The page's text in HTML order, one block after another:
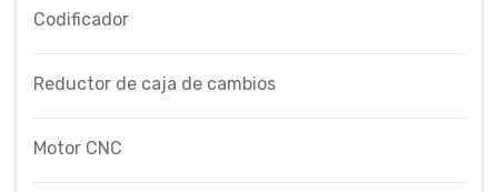
Codificador
Reductor de caja de cambios
Motor CNC